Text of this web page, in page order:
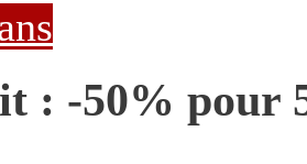
: -50% pour